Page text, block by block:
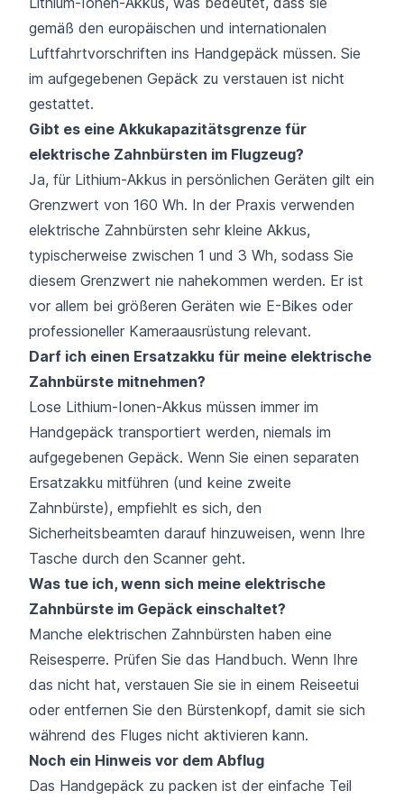
gemäß den europäischen und internationalen
Luftfahrtvorschriften ins Handgepäck müssen. Sie
im aufgegebenen Gepäck zu verstauen ist nicht
gestattet.
Gibt es eine Akkukapazitätsgrenze für
elektrische Zahnbürsten im Flugzeug?
Ja, für Lithium-Akkus in persönlichen Geräten gilt ein
Grenzwert von 160 Wh. In der Praxis verwenden
elektrische Zahnbürsten sehr kleine Akkus,
typischerweise zwischen 1 und 3 Wh, sodass Sie
diesem Grenzwert nie nahekommen werden. Er ist
vor allem bei größeren Geräten wie E-Bikes oder
professioneller Kameraausrüstung relevant.
Darf ich einen Ersatzakku für meine elektrische
Zahnbürste mitnehmen?
Lose Lithium-Ionen-Akkus müssen immer im
Handgepäck transportiert werden, niemals im
aufgegebenen Gepäck. Wenn Sie einen separaten
Ersatzakku mitführen (und keine zweite
Zahnbürste), empfiehlt es sich, den
Sicherheitsbeamten darauf hinzuweisen, wenn Ihre
Tasche durch den Scanner geht.
Was tue ich, wenn sich meine elektrische
Zahnbürste im Gepäck einschaltet?
Manche elektrischen Zahnbürsten haben eine
Reisesperre. Prüfen Sie das Handbuch. Wenn Ihre
das nicht hat, verstauen Sie sie in einem Reiseetui
oder entfernen Sie den Bürstenkopf, damit sie sich
während des Fluges nicht aktivieren kann.
Noch ein Hinweis vor dem Abflug
Das Handgepäck zu packen ist der einfache Teil